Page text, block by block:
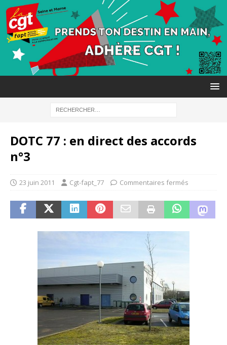
DOTC 77 : en direct des accords
n°3
23 juin 2011 Cgt-fapt_77 Commentaires fermés